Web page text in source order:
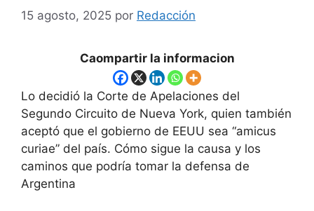
15 agosto, 2025 por Redacción
Caompartir la informacion
Lo decidió la Corte de Apelaciones del
Segundo Circuito de Nueva York, quien también
aceptó que el gobierno de EEUU sea “amicus
curiae” del país. Cómo sigue la causa y los
caminos que podría tomar la defensa de
Argentina